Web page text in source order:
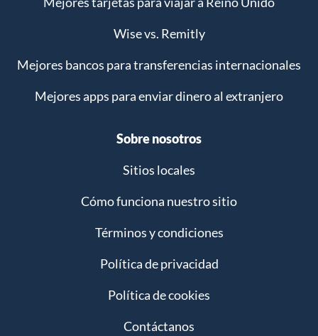
Wise vs. Remitly
Mejores bancos para transferencias internacionales
Mejores apps para enviar dinero al extranjero
Sobre nosotros
Sitios locales
Cómo funciona nuestro sitio
Términos y condiciones
Política de privacidad
Política de cookies
Contáctanos